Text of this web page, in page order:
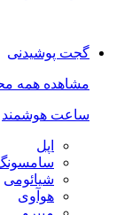
گجت پوشیدنی
مشاهده همه
ساعت هوشمند
اپل
شیائومی
هوآوی